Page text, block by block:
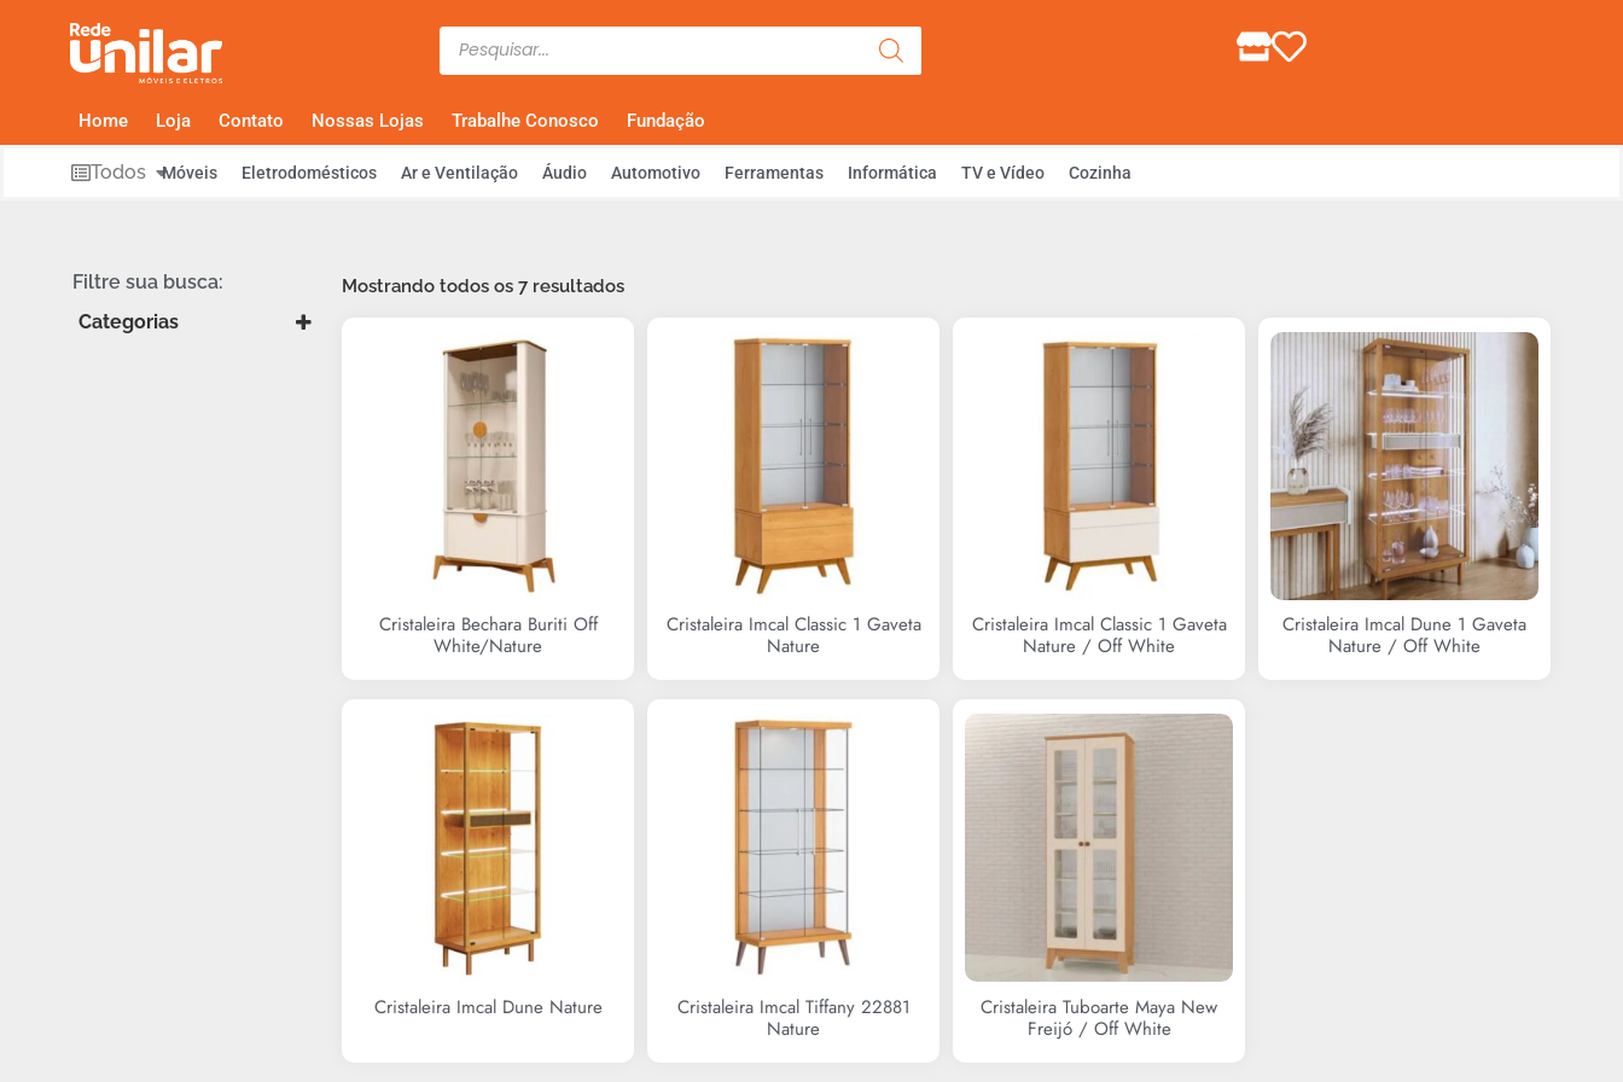
Olá, Faça Login ou Cadastre-se
Home Loja Contato Nossas Lojas Trabalhe Conosco Fundação
Todos Móveis Eletrodomésticos Ar e Ventilação Áudio Automotivo Ferramentas Informática TV e Vídeo Cozinha
Filtre sua busca:
Categorias
Mostrando todos os 7 resultados
Cristaleira Bechara Buriti Off
White/Nature
Cristaleira Imcal Classic 1 Gaveta
Nature
Cristaleira Imcal Classic 1 Gaveta
Nature / Off White
Cristaleira Imcal Dune 1 Gaveta
Nature / Off White
Cristaleira Imcal Dune Nature
Cristaleira Imcal Tiffany 22881
Nature
Cristaleira Tuboarte Maya New
Freijó / Off White